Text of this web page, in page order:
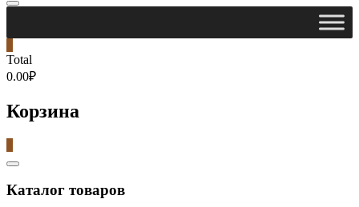
Total
0.00₽
Корзина
Catalog
Каталог товаров